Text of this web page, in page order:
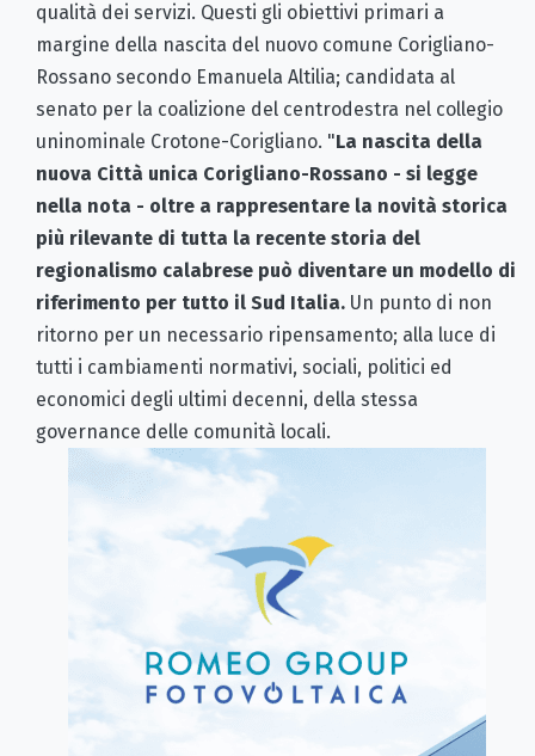
qualità dei servizi. Questi gli obiettivi primari a
margine della nascita del nuovo comune Corigliano-
Rossano secondo Emanuela Altilia; candidata al
senato per la coalizione del centrodestra nel collegio
uninominale Crotone-Corigliano. "La nascita della
nuova Città unica Corigliano-Rossano - si legge
nella nota - oltre a rappresentare la novità storica
più rilevante di tutta la recente storia del
regionalismo calabrese può diventare un modello di
riferimento per tutto il Sud Italia. Un punto di non
ritorno per un necessario ripensamento; alla luce di
tutti i cambiamenti normativi, sociali, politici ed
economici degli ultimi decenni, della stessa
governance delle comunità locali.